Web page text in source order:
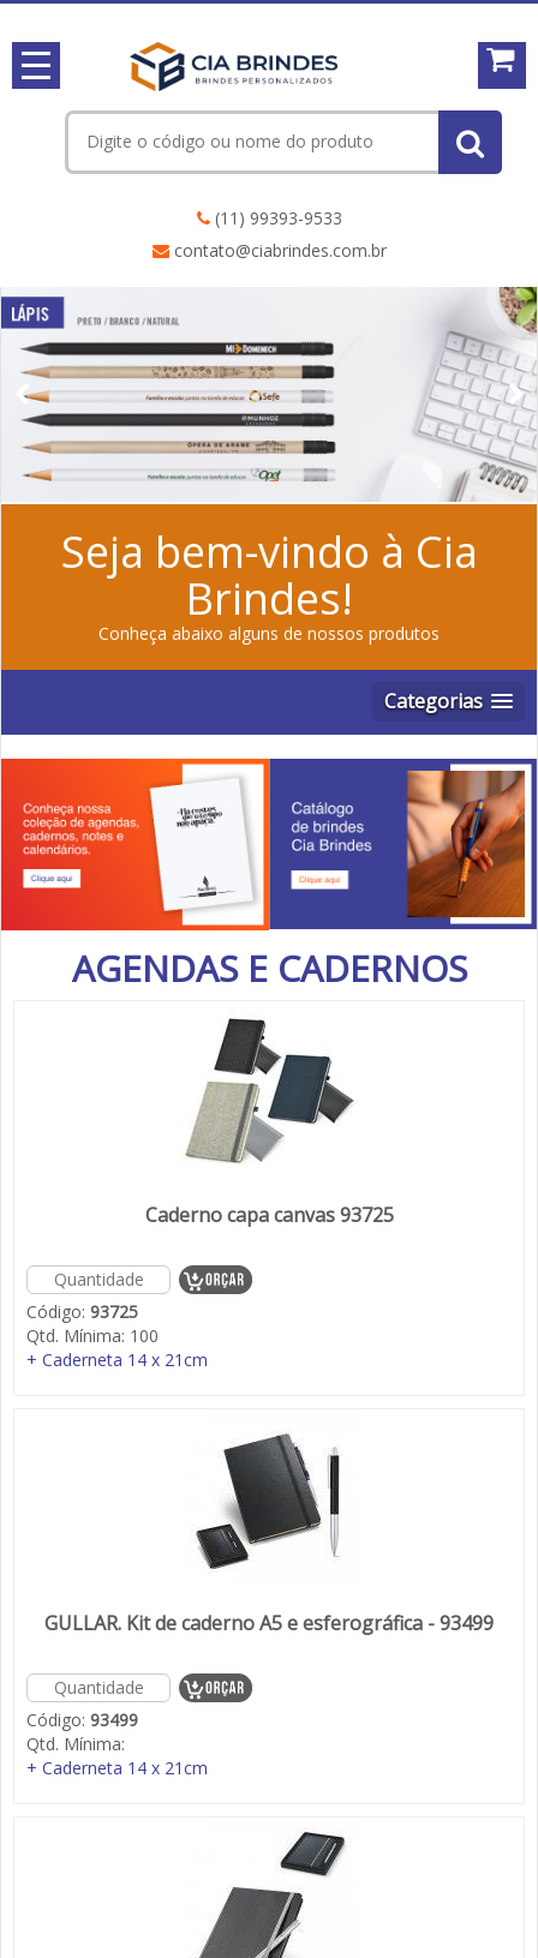
(11) 99393-9533
contato@ciabrindes.com.br
Seja bem-vindo à Cia
Brindes!
Conheça abaixo alguns de nossos produtos
Categorias
AGENDAS E CADERNOS
Caderno capa canvas 93725
Código: 93725
Qtd. Mínima: 100
+ Caderneta 14 x 21cm
GULLAR. Kit de caderno A5 e esferográfica - 93499
Código: 93499
Qtd. Mínima:
+ Caderneta 14 x 21cm